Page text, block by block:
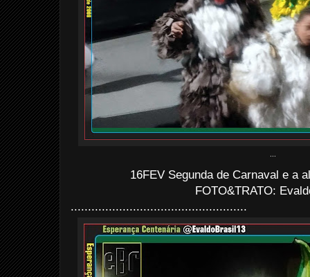
16FEV Segunda de Carnaval e a
FOTO&TRATO:
...................................................